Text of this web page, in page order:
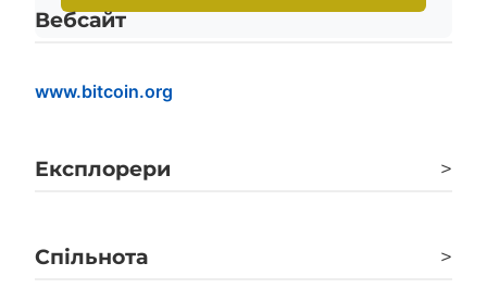
Вебсайт
www.bitcoin.org
Експлорери >
Спільнота >